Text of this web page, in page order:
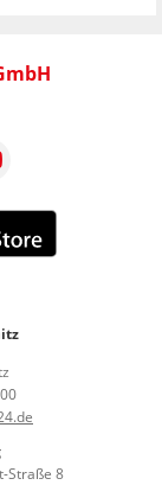
Straße 8